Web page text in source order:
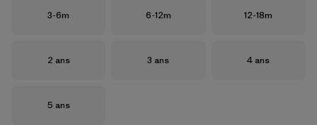
Taille
3-6m Taille
6-12m Taille
12-18m
Taille
2 ans Taille
3 ans Taille
4 ans
Taille
5 ans